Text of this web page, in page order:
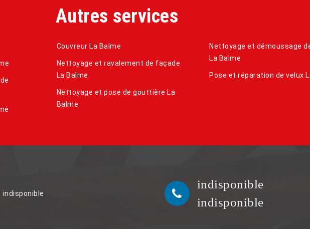
Autres services
Couvreur La Balme
Nettoyage et ravalement de façade
La Balme
Nettoyage et pose de gouttière La
Balme
Nettoyage et démoussage
La Balme
Pose et réparation de velux
indisponible
indisponible
indisponible